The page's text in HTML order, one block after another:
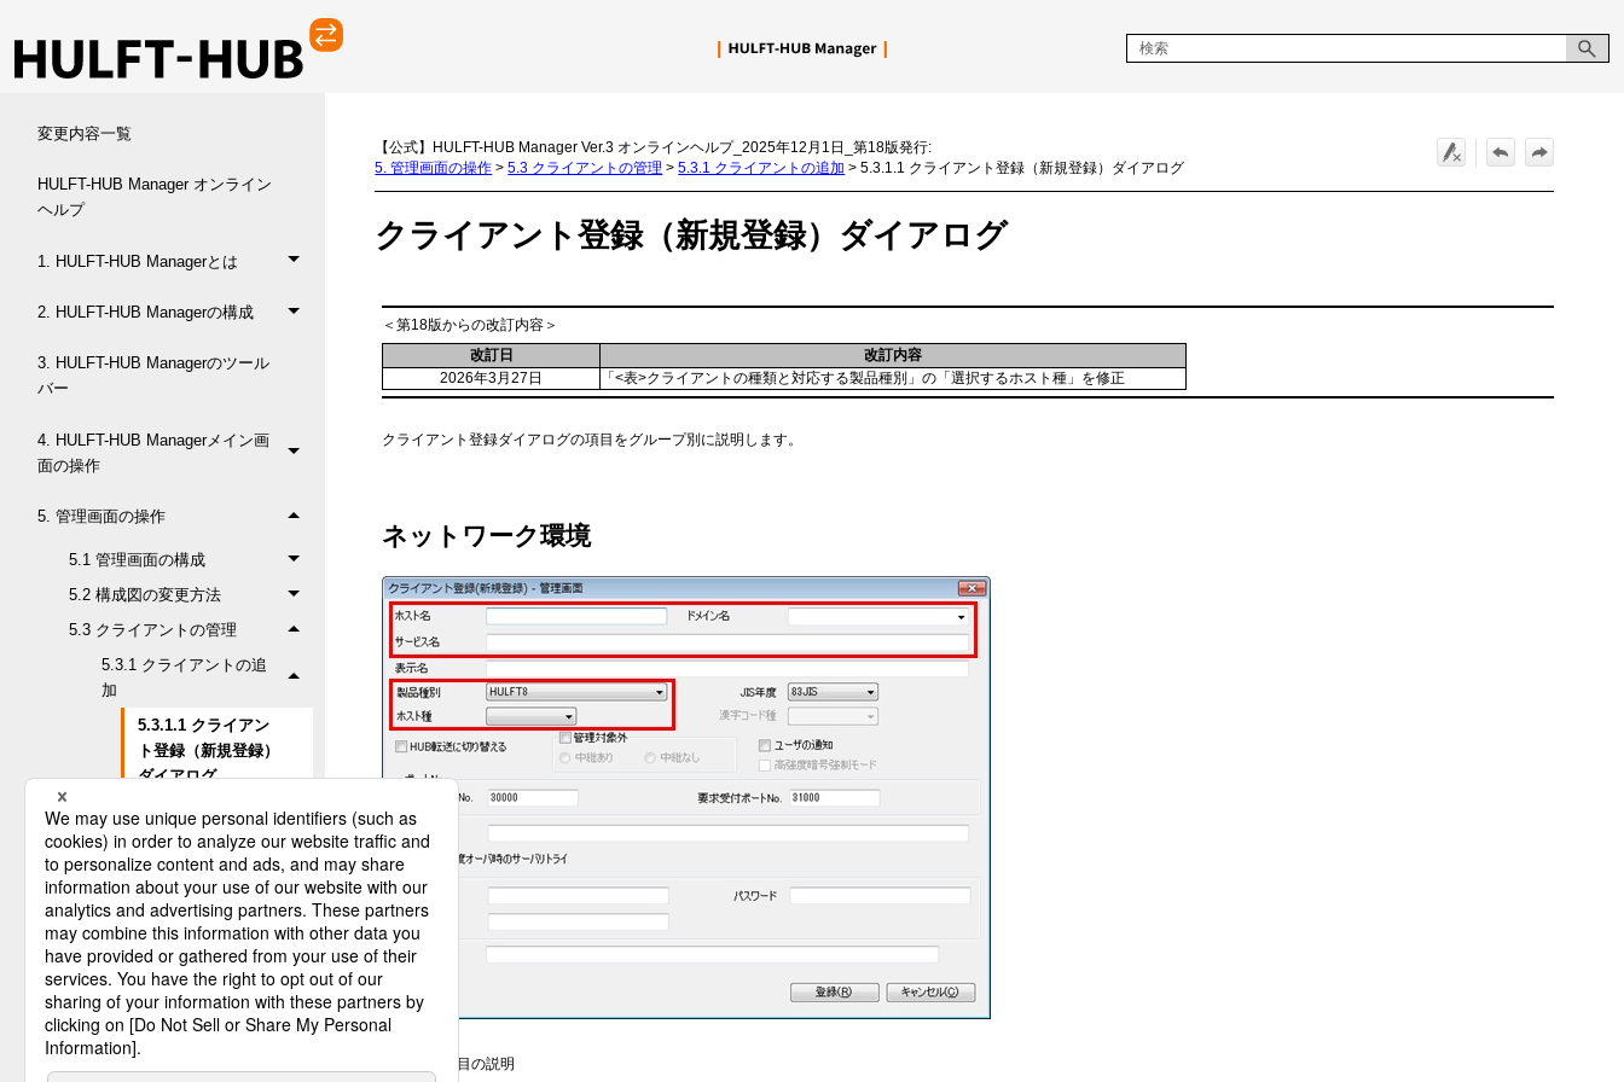
変更内容一覧
HULFT-HUB Manager オンライン
ヘルプ
1. HULFT-HUB Managerとは
2. HULFT-HUB Managerの構成
3. HULFT-HUB Managerのツール
バー
4. HULFT-HUB Managerメイン画
面の操作
5. 管理画面の操作
5.1 管理画面の構成
5.2 構成図の変更方法
5.3 クライアントの管理
5.3.1 クライアントの追
加
5.3.1.1 クライアン
ト登録（新規登録）
ダイアログ
5.3.1.2 クライアン
ト登録（リスト選
択）ダイアログ
5.3.1.3 クライアン
ト登録（リスト選
択）で読み込むファ
イルの形式
5.3.1.4 ファイルか
ら一覧取得のエラー
5.3.2 管理情報の取得
【公式】HULFT-HUB Manager Ver.3 オンラインヘルプ_2025年12月1日_第18版発行:
5. 管理画面の操作 >5.3 クライアントの管理 >5.3.1 クライアントの追加 >5.3.1.1 クライアント登録（新規登録）ダイアログ
クライアント登録（新規登録）ダイアログ
＜第18版からの改訂内容＞
改訂日
改訂内容
2026年3月27日
「<表>クライアントの種類と対応する製品種別」の「選択するホスト種」を修正
クライアント登録ダイアログの項目をグループ別に説明します。
ネットワーク環境
<表>設定項目の説明